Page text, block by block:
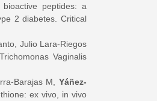
peptides: a
2 diabetes. Critical
Julio Lara-Riegos
Vaginalis
Barajas M, Yáñez-
ex vivo, in vivo